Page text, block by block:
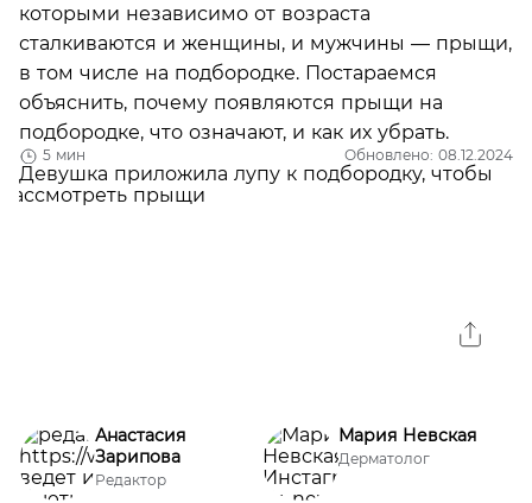
5 мин Обновлено: 08.12.2024
которыми независимо от возраста
сталкиваются и женщины, и мужчины — прыщи,
в том числе на подбородке. Постараемся
объяснить, почему появляются прыщи на
подбородке, что означают, и как их убрать.
Анастасия
Зарипова
Редактор
Мария Невская
Дерматолог